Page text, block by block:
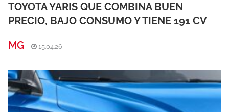
TOYOTA YARIS QUE COMBINA BUEN
PRECIO, BAJO CONSUMO Y TIENE 191 CV
MG
15.04.26